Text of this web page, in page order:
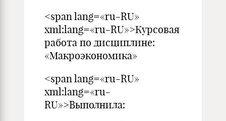
<span lang=«ru-RU»
xml:lang=«ru-RU»>Курсовая
работа по дисциплине:
«Макроэкономика»
<span lang=«ru-RU»
xml:lang=«ru-
RU»>Выполнила: